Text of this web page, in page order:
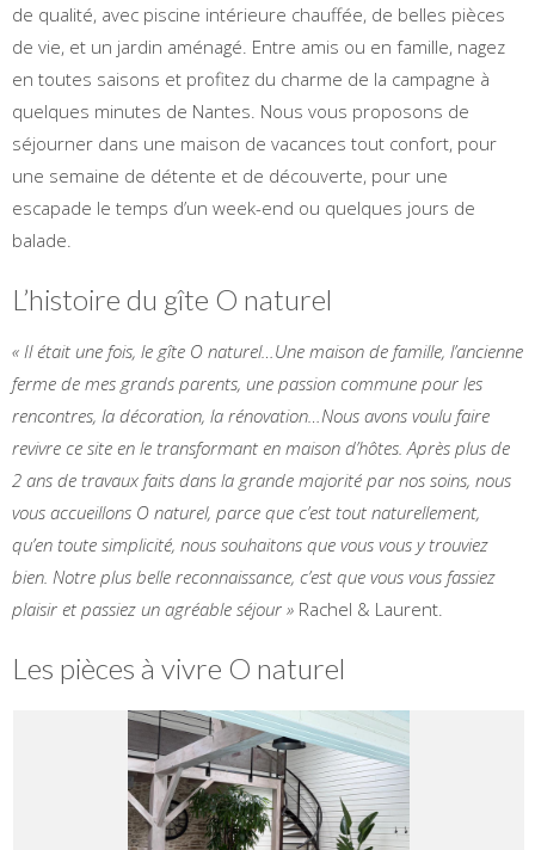
de qualité, avec piscine intérieure chauffée, de belles pièces
de vie, et un jardin aménagé. Entre amis ou en famille, nagez
en toutes saisons et profitez du charme de la campagne à
quelques minutes de Nantes. Nous vous proposons de
séjourner dans une maison de vacances tout confort, pour
une semaine de détente et de découverte, pour une
escapade le temps d’un week-end ou quelques jours de
balade.
L’histoire du gîte O naturel
« Il était une fois, le gîte O naturel… Une maison de famille, l’ancienne
ferme de mes grands parents, une passion commune pour les
rencontres, la décoration, la rénovation…Nous avons voulu faire
revivre ce site en le transformant en maison d’hôtes. Après plus de
2 ans de travaux faits dans la grande majorité par nos soins, nous
vous accueillons O naturel, parce que c’est tout naturellement,
qu’en toute simplicité, nous souhaitons que vous vous y trouviez
bien. Notre plus belle reconnaissance, c’est que vous vous fassiez
plaisir et passiez un agréable séjour » Rachel & Laurent.
Les pièces à vivre O naturel